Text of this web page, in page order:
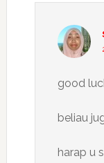
good
beliau
harap u